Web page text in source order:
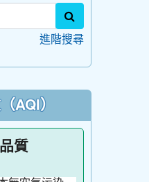
進階搜尋
AQI）
質